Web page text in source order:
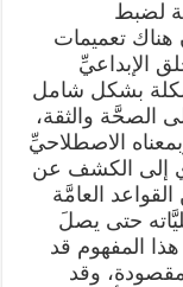
لضبط
هناك تعميمات
الإبداعيِّ
بشكل شامل
الصحَّة والثقة،
الاصطلاحيِّ
إلى الكشف عن
العامَّة
حتى يصلَ
المفهوم قد
وقد